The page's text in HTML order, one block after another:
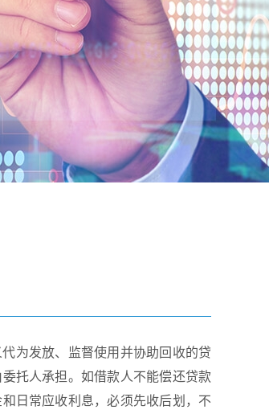
为发放、监督使用并协助回收的贷
托人承担。如借款人不能偿还贷款
日常应收利息，必须先收后划，不